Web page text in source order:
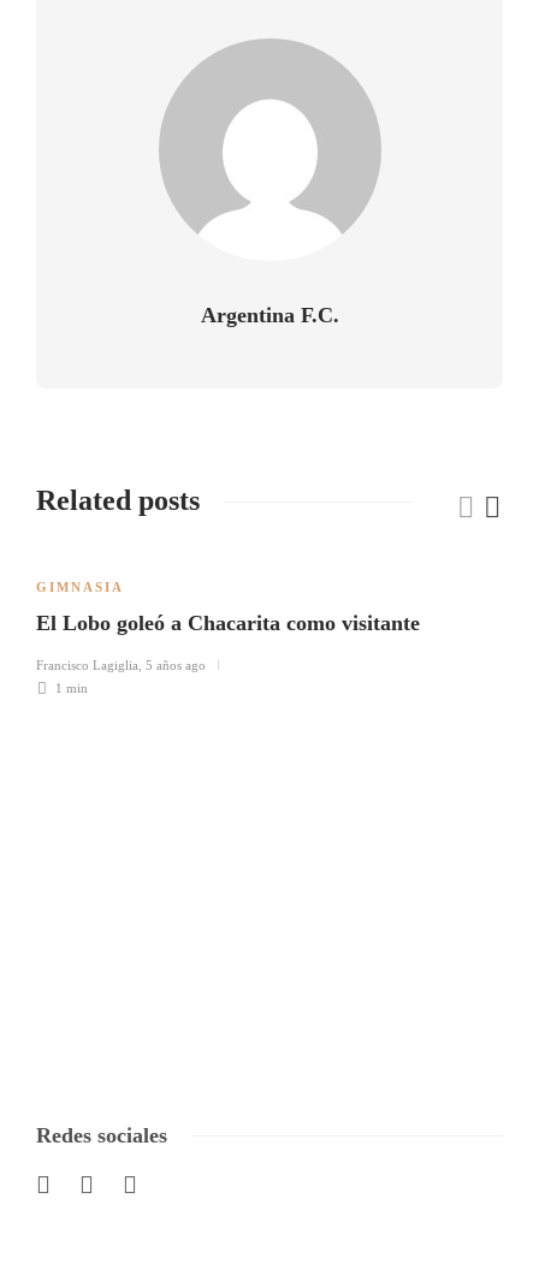
Argentina F.C.
Related posts
GIMNASIA
El Lobo goleó a Chacarita como visitante
Francisco Lagiglia 5 años ago
1 min
Redes sociales